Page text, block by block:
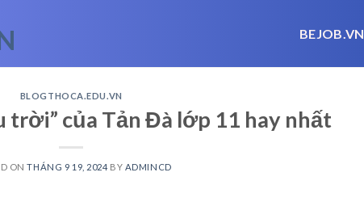
BEJOB.VN
BLOGTHOCA.EDU.VN
trời” của Tản Đà lớp 11 hay nhất
ONTHÁNG 9 19, 2024 BY ADMINCD